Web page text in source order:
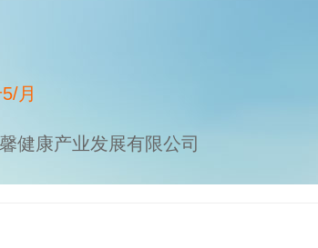
月
健康产业发展有限公司